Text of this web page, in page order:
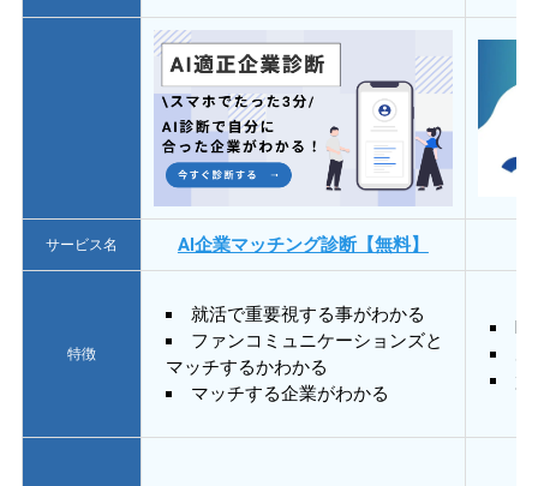
サービス名 AI企業マッチング診断【無料】
特徴
就活で重要視する事がわかる
ファンコミュニケーションズと
マッチするかわかる
マッチする企業がわかる
質